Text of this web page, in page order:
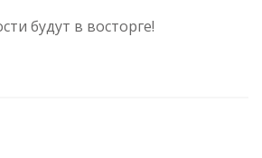
будут в восторге!